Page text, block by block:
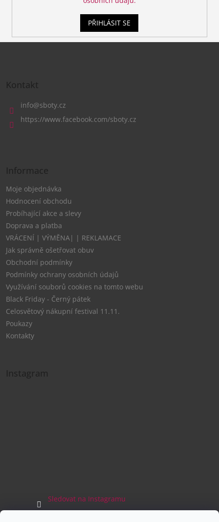
PŘIHLÁSIT SE
Kontakt
info@sboty.cz
https://www.facebook.com/sboty.cz
Informace
Moje objednávka
Hodnocení obchodu
Probíhající akce a slevy
Doprava a platba
VRÁCENÍ | VÝMĚNA| | REKLAMACE
Jak správně ošetřovat obuv
Obchodní podmínky
Podmínky ochrany osobních údajů
Využívání souborů cookies na tomto webu
Black Friday - Černý pátek
Celosvětový nákupní festival 11.11.
Poukazy
Kontakty
Instagram
Sledovat na Instagramu